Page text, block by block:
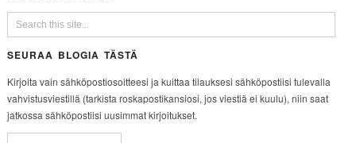
SEURAA BLOGIA TÄSTÄ
Kirjoita vain sähköpostiosoitteesi ja kuittaa tilauksesi sähköpostiisi tulevalla
vahvistusviestillä (tarkista roskapostikansiosi, jos viestiä ei kuulu), niin saat
jatkossa sähköpostiisi uusimmat kirjoitukset.